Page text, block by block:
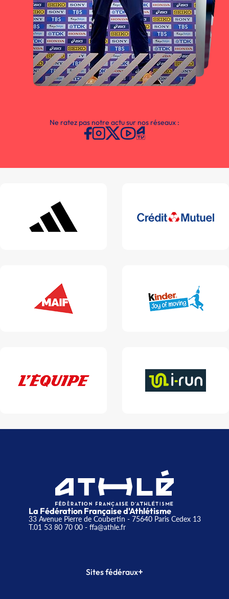
Ne ratez pas notre actu sur nos réseaux :
La Fédération Française d'Athlétisme
33 Avenue Pierre de Coubertin - 75640 Paris Cedex 13
T.01 53 80 70 00- ffa@athle.fr
Sites fédéraux+